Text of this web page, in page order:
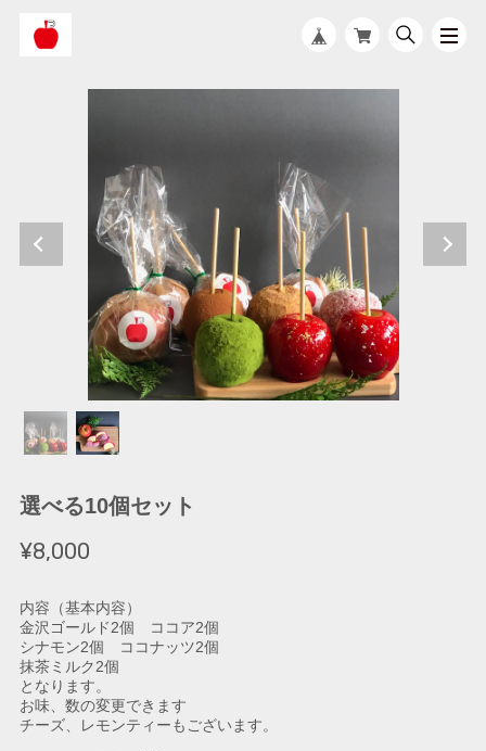
選べる10個セット
¥8,000
内容（基本内容）
金沢ゴールド2個 ココア2個
シナモン2個 ココナッツ2個
抹茶ミルク2個
となります。
お味、数の変更できます
チーズ、レモンティーもございます。